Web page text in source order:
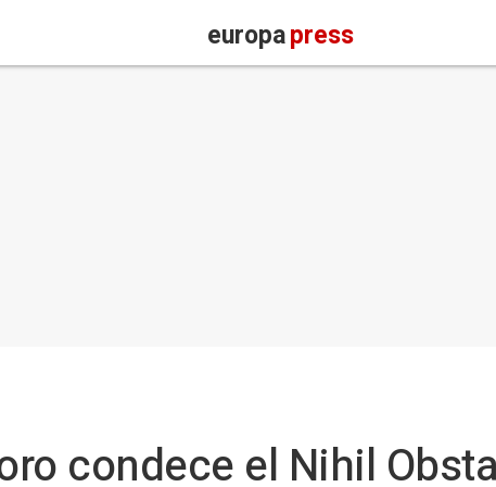
europapress
condece el Nihil